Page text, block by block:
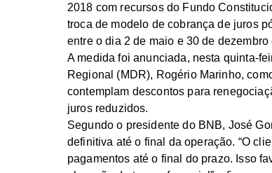
2018 com recursos do Fundo
troca de modelo de cobrança de juros
entre o dia 2 de maio e 30 de dezembro
A medida foi anunciada, nesta quinta-
Regional (MDR), Rogério Marinho,
contemplam descontos para
juros reduzidos.
Segundo o presidente do BNB, José
definitiva até o final da operação. “O
pagamentos até o final do prazo. Isso